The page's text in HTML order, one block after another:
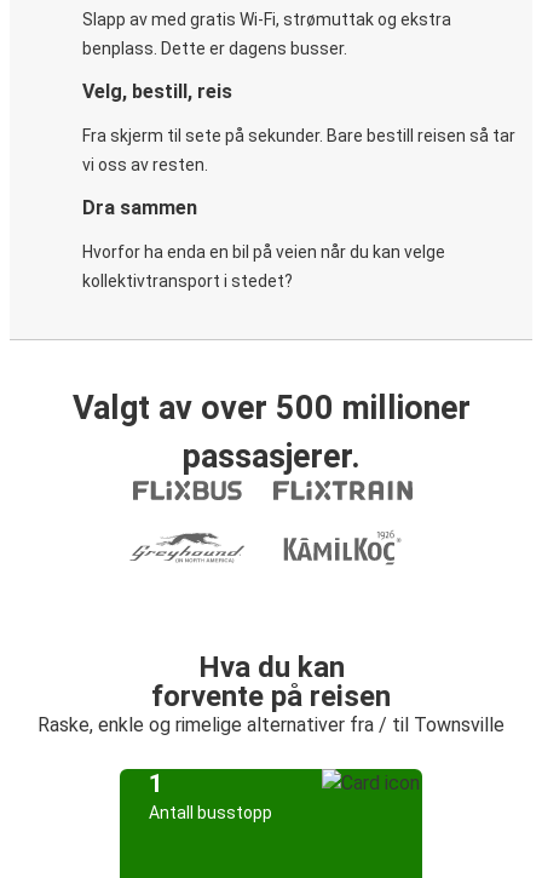
Slapp av med gratis Wi-Fi, strømuttak og ekstra
benplass. Dette er dagens busser.
Velg, bestill, reis
Fra skjerm til sete på sekunder. Bare bestill reisen så tar
vi oss av resten.
Dra sammen
Hvorfor ha enda en bil på veien når du kan velge
kollektivtransport i stedet?
Valgt av over 500 millioner
passasjerer.
Hva du kan
forvente på reisen
Raske, enkle og rimelige alternativer fra / til Townsville
1
Antall busstopp